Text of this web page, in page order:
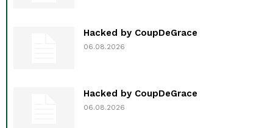
Hacked by CoupDeGrace
06.08.2026
Hacked by CoupDeGrace
06.08.2026